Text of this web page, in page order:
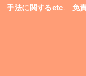
手法に関するetc. 免